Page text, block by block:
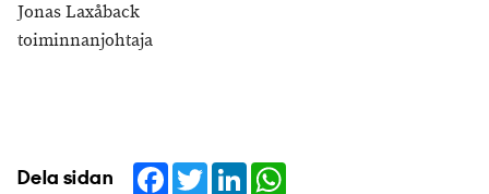
Jonas Laxåback
toiminnanjohtaja
Dela sidan Facebook
TwitterLinkedIn